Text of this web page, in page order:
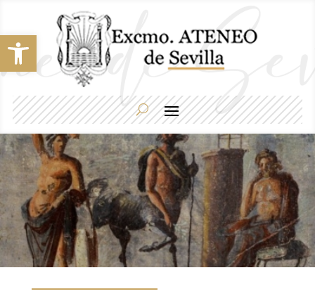
Abrir barra de herramientas